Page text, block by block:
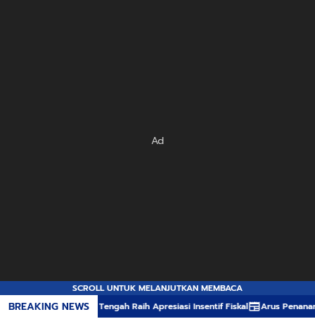
Ad
SCROLL UNTUK MELANJUTKAN MEMBACA
BREAKING NEWS
Tengah Raih Apresiasi Insentif Fiskal Arus Penanaman Modal